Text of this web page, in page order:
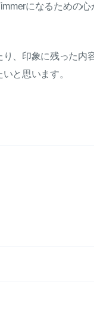
になるための
り、印象に残った内
と思います。
Aikawa. All